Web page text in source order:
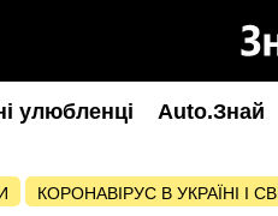
улюбленці Auto.Знай
КОРОНАВІРУС В УКРАЇНІ І